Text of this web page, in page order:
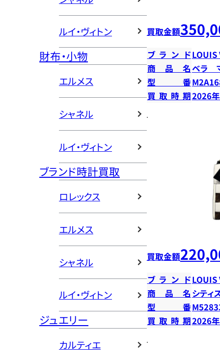
ルイ・ヴィトン
財布・小物
エルメス
シャネル
ルイ・ヴィトン
ブランド時計買取
ロレックス
エルメス
シャネル
ルイ・ヴィトン
ジュエリー
カルティエ
買取金額
ブランドLOUIS
商品名ベラ
型番
買取時期2026
買取金額
ブランドLOUIS
商品名 シティ
型番
買取時期2026